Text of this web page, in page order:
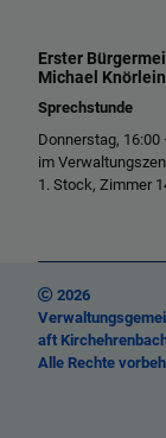
Erster
Michael
Sprechstunde
Donnerstag, 16:00
im
1. Stock, Zimmer
2026
aft
Alle Rechte